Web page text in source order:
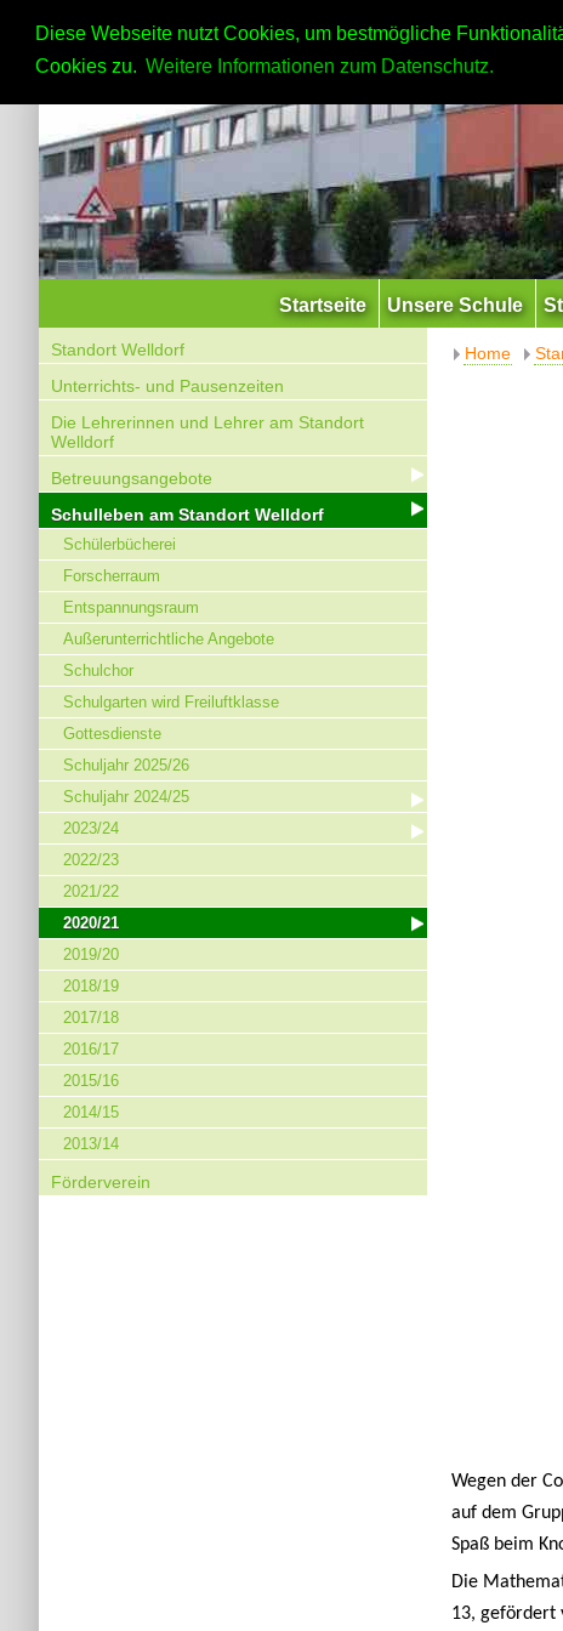
Diese Webseite nutzt Cookies, um bestmögliche
Cookies zu. Weitere Informationen zum Datenschutz.
Startseite Unsere Schule
Standort Welldorf
Unterrichts- und Pausenzeiten
Die Lehrerinnen und Lehrer am Standort
Welldorf
Betreuungsangebote
Schulleben am Standort Welldorf
Schülerbücherei
Forscherraum
Entspannungsraum
Außerunterrichtliche Angebote
Schulchor
Schulgarten wird Freiluftklasse
Gottesdienste
Schuljahr 2025/26
Schuljahr 2024/25
2023/24
2022/23
2021/22
2020/21
2019/20
2018/19
2017/18
2016/17
2015/16
2014/15
2013/14
Förderverein
Home
Wegen der
auf dem
Spaß beim
Die
13, gefördert